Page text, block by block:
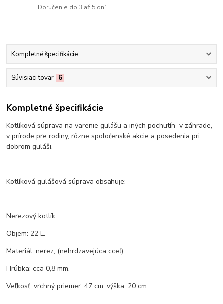
Doručenie do 3 až 5 dní
Kompletné špecifikácie
Súvisiaci tovar 6
Kompletné špecifikácie
Kotlíková súprava na varenie gulášu a iných pochutín v záhrade,
v prírode pre rodiny, rôzne spoločenské akcie a posedenia pri
dobrom guláši.
Kotlíková gulášová súprava obsahuje:
Nerezový kotlík
Objem: 22 L.
Materiál: nerez, (nehrdzavejúca oceľ).
Hrúbka: cca 0,8 mm.
Veľkosť: vrchný priemer: 47 cm, výška: 20 cm.